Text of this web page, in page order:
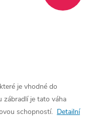
je vhodné do
zábradlí je tato váha
schopností. Detailní